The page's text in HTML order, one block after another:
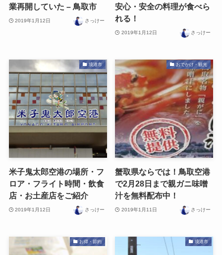
業再開していた – 鳥取市
2019年1月12日 さっけー
安心・安全の料理が食べら
れる！
2019年1月12日 さっけー
境港市
米子鬼太郎空港の場所・フ
ロア・フライト時間・飲食
店・お土産店をご紹介
2019年1月12日 さっけー
おでかけ・観光
蟹取県ならでは！鳥取空港
で2月28日まで親ガニ味噌
汁を無料配布中！
2019年1月11日 さっけー
お得・節約 境港市